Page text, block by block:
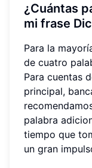
¿Cuántas
mi frase
Para la
de cuatro
Para cuentas
principal,
palabra
tiempo que
un gran